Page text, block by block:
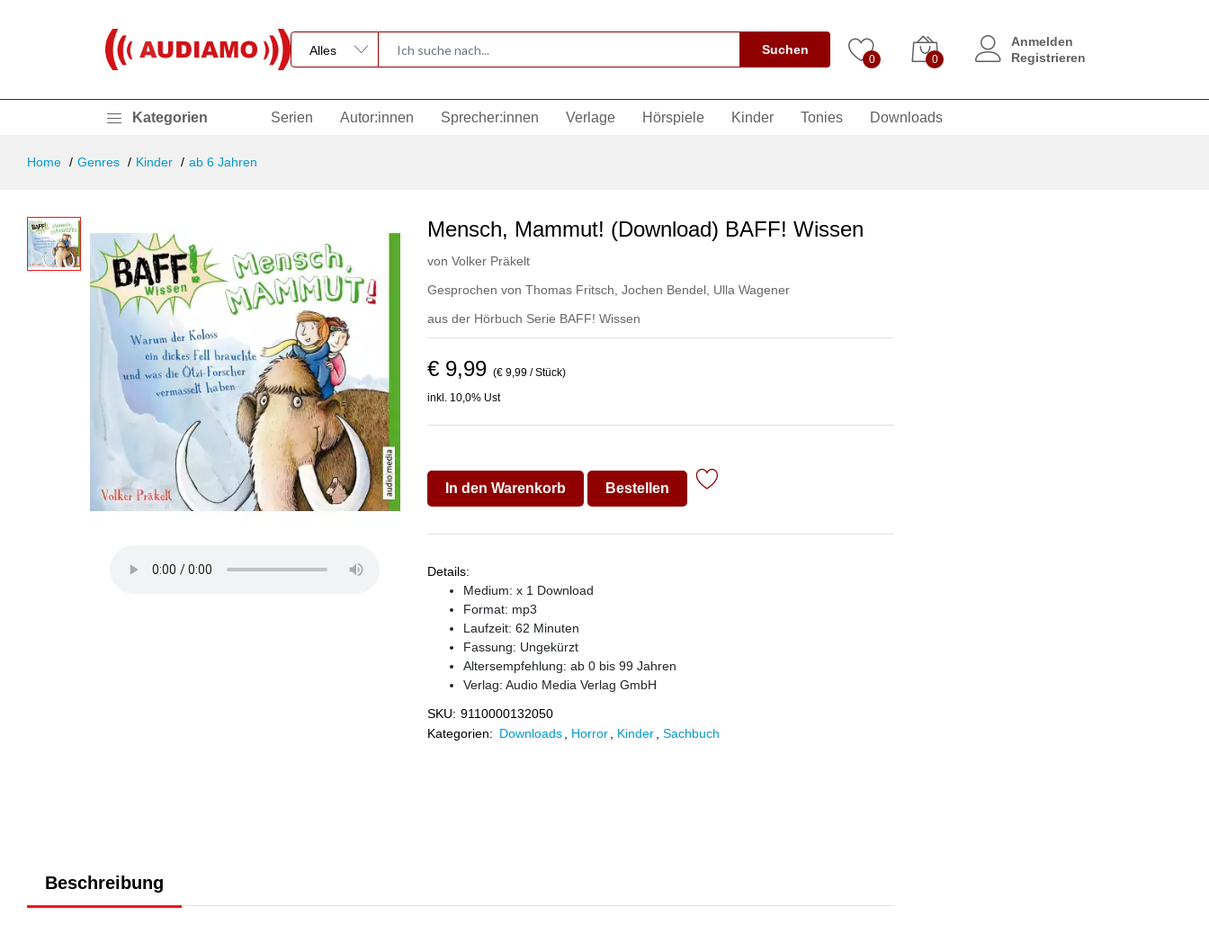
Suchen
0 0
Anmelden
Registrieren
Kategorien Serien Autor:innen Sprecher:innen Verlage Hörspiele Kinder Tonies Downloads
Home Genres Kinder ab 6 Jahren
Mensch, Mammut! (Download) BAFF! Wissen
von Volker Präkelt
Gesprochen von Thomas Fritsch Jochen Bendel, Ulla Wagener
aus der Hörbuch Serie BAFF! Wissen
€ 9,99 (€ 9,99 / Stück)
inkl. 10,0% Ust
In den Warenkorb Bestellen
Details:
Medium: x 1 Download
Format: mp3
Laufzeit: 62 Minuten
Fassung: Ungekürzt
Altersempfehlung: ab 0 bis 99 Jahren
Verlag: Audio Media Verlag GmbH
SKU: 9110000132050
Kategorien: Downloads Horror Kinder Sachbuch
Beschreibung